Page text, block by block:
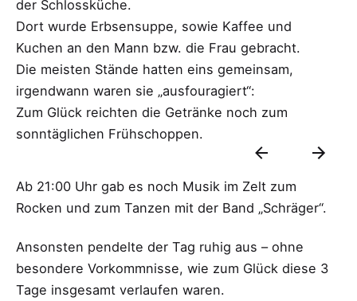
der Schlossküche.
Dort wurde Erbsensuppe, sowie Kaffee und
Kuchen an den Mann bzw. die Frau gebracht.
Die meisten Stände hatten eins gemeinsam,
irgendwann waren sie „ausfouragiert“:
Zum Glück reichten die Getränke noch zum
sonntäglichen Frühschoppen.
Ab 21:00 Uhr gab es noch Musik im Zelt zum
Rocken und zum Tanzen mit der Band „Schräger“.
Ansonsten pendelte der Tag ruhig aus – ohne
besondere Vorkommnisse, wie zum Glück diese 3
Tage insgesamt verlaufen waren.